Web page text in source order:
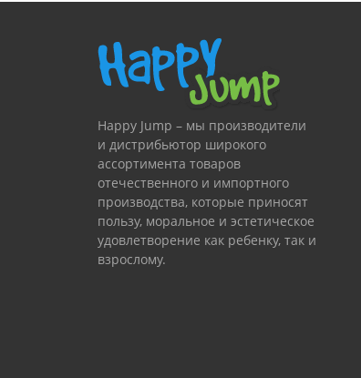
Happy Jump – мы производители
и дистрибьютор широкого
ассортимента товаров
отечественного и импортного
производства, которые приносят
пользу, моральное и эстетическое
удовлетворение как ребенку, так и
взрослому.